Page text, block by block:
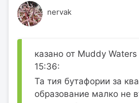
nervak
казано от Muddy
15:36:
Та тия бутафории за
образование малко не